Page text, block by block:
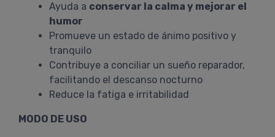
Ayuda a conservar la calma y mejorar el
humor
Promueve un estado de ánimo positivo y
tranquilo
Contribuye a conciliar un sueño reparador,
facilitando el descanso nocturno
Reduce la fatiga e irritabilidad
MODO DE USO